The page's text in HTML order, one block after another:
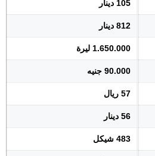
105 دينار
812 دينار
1.650.000 ليرة
90.000 جنيه
57 ريال
56 دينار
483 شيكل